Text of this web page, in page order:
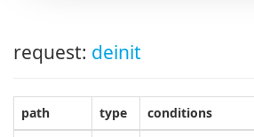
request: deinit
path type conditions